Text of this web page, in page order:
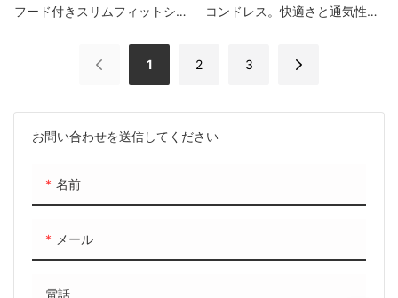
お問い合わせを送信してください
名前
メール
電話
ギュラースリーブ無地ボ
フード付きスリムフィットショ
コンドレス。快適さと通気性を
マと体にぴったりとフィットす
柔らかさと活力を表現します。
ボタン留めのデザインで履きや
1 2 3